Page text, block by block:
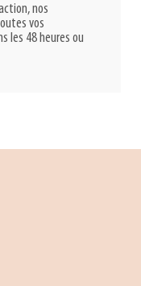
nos
vos
les 48 heures ou